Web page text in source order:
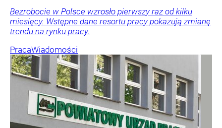
Bezrobocie w Polsce wzrosło pierwszy raz od kilku
miesięcy. Wstępne dane resortu pracy pokazują zmianę
trendu na rynku pracy.
PracaWiadomości